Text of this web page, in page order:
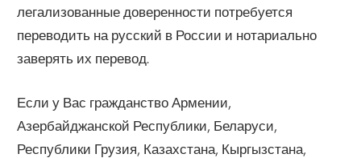
легализованные доверенности потребуется
переводить на русский в России и нотариально
заверять их перевод.
Если у Вас гражданство Армении,
Азербайджанской Республики, Беларуси,
Республики Грузия, Казахстана, Кыргызстана,